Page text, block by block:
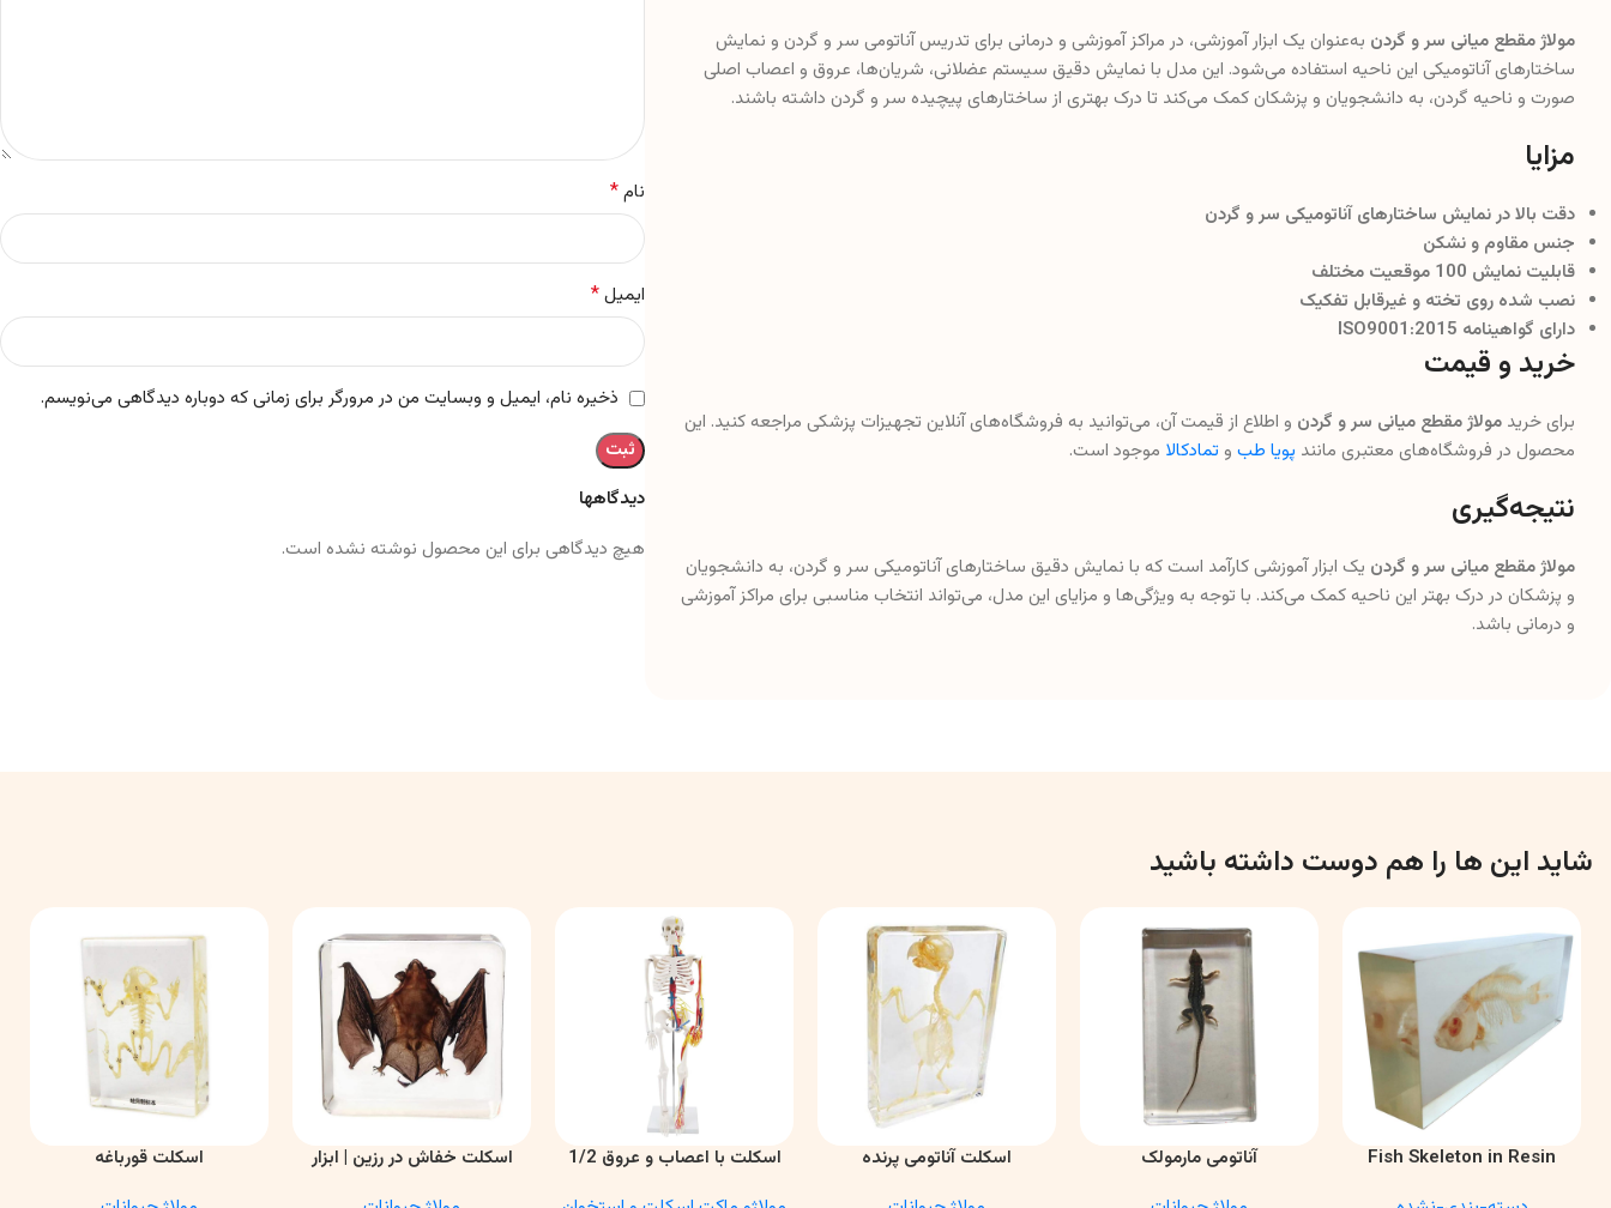
مولاژ مقطع میانی سر و گردن به‌عنوان یک ابزار آموزشی، در مراکز آموزشی و درمانی برای تدریس آناتومی سر و گردن و نمایش
ساختارهای آناتومیکی این ناحیه استفاده می‌شود. این مدل با نمایش دقیق سیستم عضلانی، شریان‌ها، عروق و اعصاب اصلی
صورت و ناحیه گردن، به دانشجویان و پزشکان کمک می‌کند تا درک بهتری از ساختارهای پیچیده سر و گردن داشته باشند.
مزایا
دقت بالا در نمایش ساختارهای آناتومیکی سر و گردن
جنس مقاوم و نشکن
قابلیت نمایش 100 موقعیت مختلف
نصب شده روی تخته و غیرقابل تفکیک
دارای گواهینامه ISO9001:2015
خرید و قیمت
برای خرید مولاژ مقطع میانی سر و گردن و اطلاع از قیمت آن، می‌توانید به فروشگاه‌های آنلاین تجهیزات پزشکی مراجعه کنید. این
محصول در فروشگاه‌های معتبری مانند پویا طب و تمادکالا موجود است.
نتیجه‌گیری
مولاژ مقطع میانی سر و گردن یک ابزار آموزشی کارآمد است که با نمایش دقیق ساختارهای آناتومیکی سر و گردن، به دانشجویان
و پزشکان در درک بهتر این ناحیه کمک می‌کند. با توجه به ویژگی‌ها و مزایای این مدل، می‌تواند انتخاب مناسبی برای مراکز آموزشی
و درمانی باشد.
دیدگاهها
هیچ دیدگاهی برای این محصول نوشته نشده است.
نام*
ایمیل*
ذخیره نام، ایمیل و وبسایت من در مرورگر برای زمانی که دوباره دیدگاهی می‌نویسم.
شاید این ها را هم دوست داشته باشید
اطلاعات بیشتر
Fish Skeleton in Resin
اطلاعات بیشترآناتومی مارمولک
اطلاعات بیشتر
اسکلت آناتومی پرنده
اطلاعات بیشتر
اسکلت با اعصاب و عروق 1/2
اطلاعات بیشتر
اسکلت خفاش در رزین | ابزار
اطلاعات بیشتراسکلت قورباغه